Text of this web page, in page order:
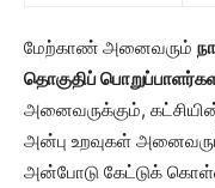
மேற்காண் அனைவரும்
தொகுதிப்
அனைவருக்கும்,
அன்பு உறவுகள் அனைவரும்
அன்போடு கேட்டுக்